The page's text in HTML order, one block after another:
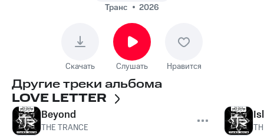
Транс
2026
Скачать Слушать Нравится
Другие треки альбома
LOVE LETTER
Beyond
THE TRANCE